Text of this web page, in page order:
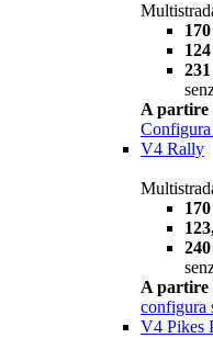
A partire
Configura
V4 Rally
A partire
configura
V4 Pikes